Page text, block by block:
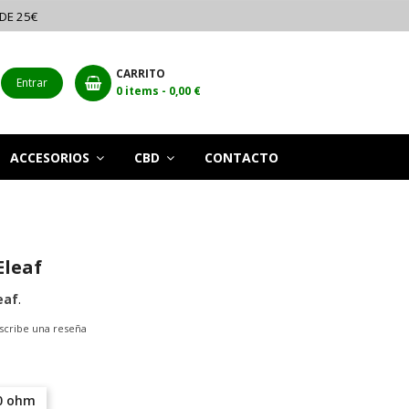
25€
Entrar
CARRITO
0 items - 0,00 €
ACCESORIOS CBD CONTACTO
.
una reseña
ohm